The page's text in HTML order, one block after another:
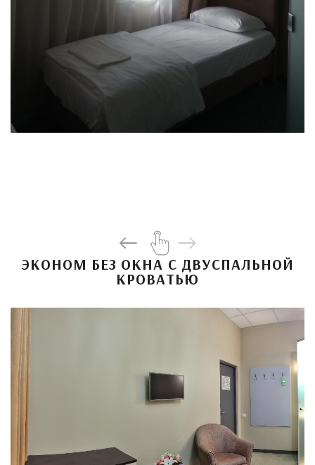
ЭКОНОМ БЕЗ ОКНА С ДВУСПАЛЬНОЙ
КРОВАТЬЮ